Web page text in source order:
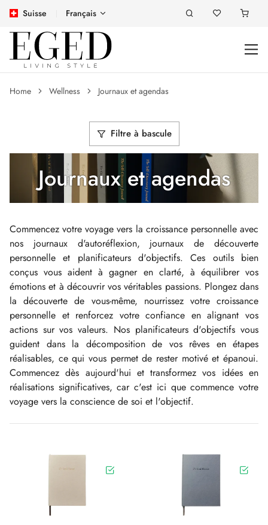
Suisse Français
Home Wellness Journaux et agendas
Filtre à bascule
Journaux et agendas
Commencez votre voyage vers la croissance personnelle avec
nos journaux d'autoréflexion, journaux de découverte
personnelle et planificateurs d'objectifs. Ces outils bien
conçus vous aident à gagner en clarté, à équilibrer vos
émotions et à découvrir vos véritables passions. Plongez dans
la découverte de vous-même, nourrissez votre croissance
personnelle et renforcez votre confiance en alignant vos
actions sur vos valeurs. Nos planificateurs d'objectifs vous
guident dans la décomposition de vos rêves en étapes
réalisables, ce qui vous permet de rester motivé et épanoui.
Commencez dès aujourd'hui et transformez vos idées en
réalisations significatives, car c'est ici que commence votre
voyage vers la conscience de soi et l'objectif.